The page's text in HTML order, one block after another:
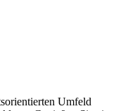
Umfeld